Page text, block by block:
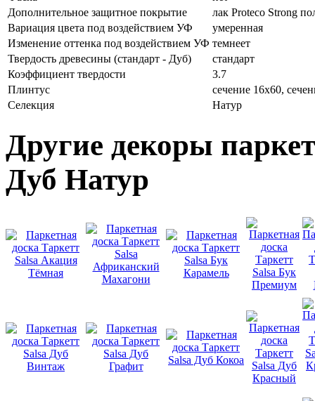
Дополнительное защитное покрытие
лак Proteco Strong
Вариация цвета под воздействием УФ
умеренная
Изменение оттенка под воздействием УФ темнеет
Твердость древесины (стандарт - Дуб)
стандарт
Коэффициент твердости
3.7
Плинтус
сечение 16х60,
Селекция
Натур
Другие декоры
Дуб Натур